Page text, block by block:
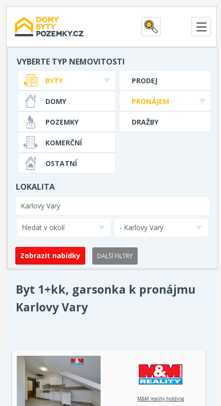
VYBERTE TYP NEMOVITOSTI
PRODEJ
PRONÁJEM
DRAŽBY
BYTY
DOMY
POZEMKY
KOMERČNÍ
OSTATNÍ
LOKALITA
hledat v okolí - Karlovy Vary
DALŠÍ FILTRY
Byt 1+kk, garsonka k pronájmu
Karlovy Vary
M&M reality holding